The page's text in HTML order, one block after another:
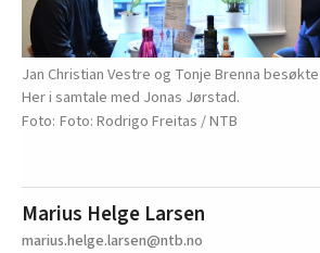
Jan Christian Vestre og Tonje Brenna
Her i samtale med Jonas Jørstad.
Foto: Rodrigo Freitas / NTB
Marius Helge Larsen
marius.helge.larsen@ntb.no